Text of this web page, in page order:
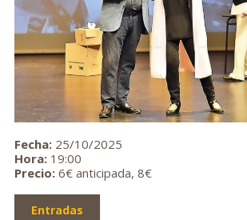
Fecha: 25/10/2025
Hora: 19:00
Precio: 6€ anticipada, 8€
Entradas